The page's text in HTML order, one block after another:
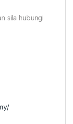
sila hubungi